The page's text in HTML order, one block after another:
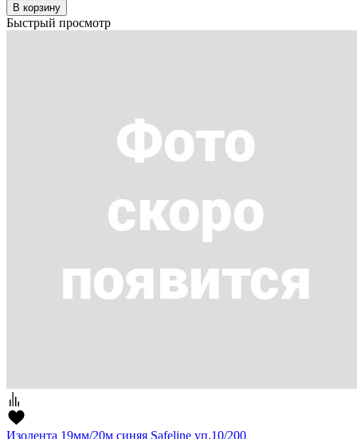
В корзину
Быстрый просмотр
Изолента 19мм/20м синяя Safeline уп.10/200